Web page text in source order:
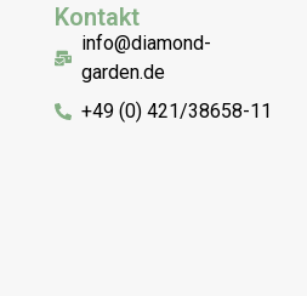
Kontakt
info@diamond-
garden.de
+49 (0) 421/38658-11